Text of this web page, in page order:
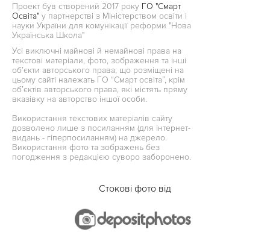
Проект був створений 2017 року ГО "Смарт
Освіта" у партнерстві з Міністерством освіти і
науки України для комунікації реформи "Нова
Українська Школа"
Усі виключні майнові й немайнові права на
текстові матеріали, фото, зображення та інші
об’єкти авторського права, що розміщені на
цьому сайті належать ГО “Смарт освіта”, крім
об’єктів авторського права, які містять пряму
вказівку на авторство іншої особи.
Використання текстових матеріалів сайту
дозволено лише з посиланням (для інтернет-
видань - гіперпосиланням) на джерело.
Використання фото та зображень без
погодження з редакцією суворо заборонено.
Стокові фото від